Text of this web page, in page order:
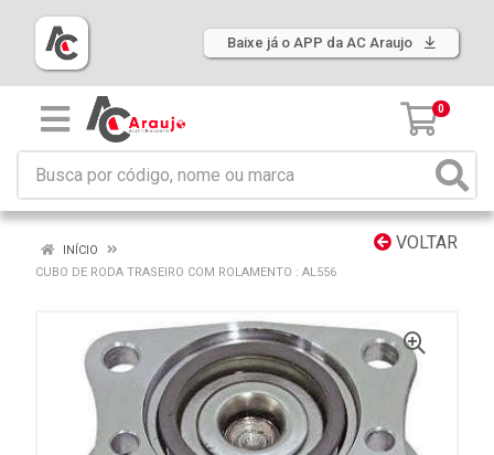
Baixe já o APP da AC Araujo
0
VOLTAR
INÍCIO
CUBO DE RODA TRASEIRO COM ROLAMENTO : AL556